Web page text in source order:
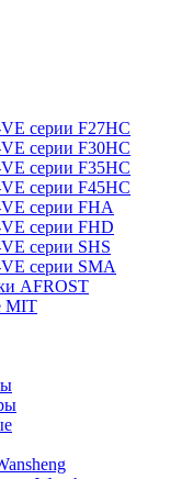
серии F27HC
серии F30HC
серии F35HC
серии F45HC
серии FHA
серии FHD
серии SHS
серии SMA
AFROST
MIT